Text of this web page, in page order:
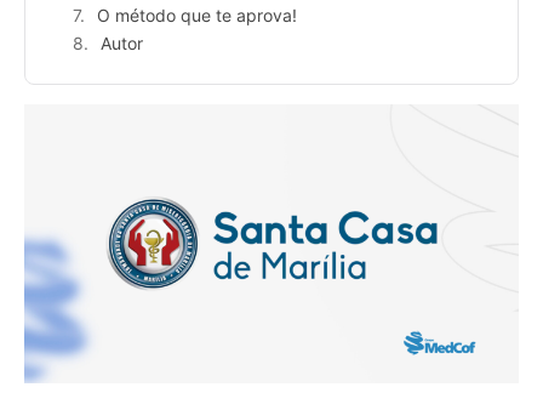
O método que te aprova!
Autor